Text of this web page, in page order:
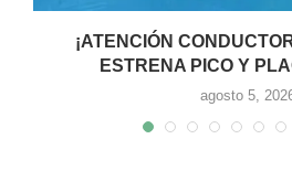
¡ATENCIÓN
ESTRENA PICO Y
agosto 5,